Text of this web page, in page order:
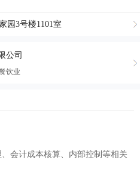
园3号楼1101室
公司
饮业
会计成本核算、内部控制等相关